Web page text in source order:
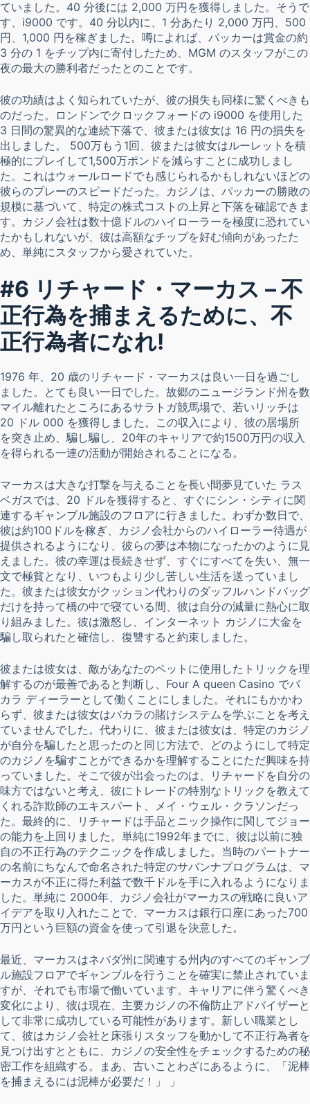
ていました。40 分後には 2,000 万円を獲得しました。そうで
す、i9000 です。40 分以内に、1 分あたり 2,000 万円、500
円、1,000 円を稼ぎました。噂によれば、パッカーは賞金の約
3 分の 1 をチップ内に寄付したため、MGM のスタッフがこの
夜の最大の勝利者だったとのことです。
彼の功績はよく知られていたが、彼の損失も同様に驚くべきも
のだった。ロンドンでクロックフォードの i9000 を使用した
3 日間の驚異的な連続下落で、彼または彼女は 16 円の損失を
出しました。 500万もう1回、彼または彼女はルーレットを積
極的にプレイして1,500万ポンドを減らすことに成功しまし
た。これはウォールロードでも感じられるかもしれないほどの
彼らのプレーのスピードだった。カジノは、パッカーの勝敗の
規模に基づいて、特定の株式コストの上昇と下落を確認できま
す。カジノ会社は数十億ドルのハイローラーを極度に恐れてい
たかもしれないが、彼は高額なチップを好む傾向があったた
め、単純にスタッフから愛されていた。
#6 リチャード・マーカス – 不
正行為を捕まえるために、不
正行為者になれ!
1976 年、20 歳のリチャード・マーカスは良い一日を過ごし
ました。とても良い一日でした。故郷のニュージランド州を数
マイル離れたところにあるサラトガ競馬場で、若いリッチは
20 ドル 000 を獲得しました。この収入により、彼の居場所
を突き止め、騙し騙し、20年のキャリアで約1500万円の収入
を得られる一連の活動が開始されることになる。
マーカスは大きな打撃を与えることを長い間夢見ていた ラス
ベガスでは、20 ドルを獲得すると、すぐにシン・シティに関
連するギャンブル施設のフロアに行きました。わずか数日で、
彼は約100ドルを稼ぎ、カジノ会社からのハイローラー待遇が
提供されるようになり、彼らの夢は本物になったかのように見
えました。彼の幸運は長続きせず、すぐにすべてを失い、無一
文で極貧となり、いつもより少し苦しい生活を送っていまし
た。彼または彼女がクッション代わりのダッフルハンドバッグ
だけを持って橋の中で寝ている間、彼は自分の減量に熱心に取
り組みました。彼は激怒し、インターネット カジノに大金を
騙し取られたと確信し、復讐すると約束しました。
彼または彼女は、敵があなたのペットに使用したトリックを理
解するのが最善であると判断し、Four A queen Casino でバ
カラ ディーラーとして働くことにしました。それにもかかわ
らず、彼または彼女はバカラの賭けシステムを学ぶことを考え
ていませんでした。代わりに、彼または彼女は、特定のカジノ
が自分を騙したと思ったのと同じ方法で、どのようにして特定
のカジノを騙すことができるかを理解することにただ興味を持
っていました。そこで彼が出会ったのは、リチャードを自分の
味方ではないと考え、彼にトレードの特別なトリックを教えて
くれる詐欺師のエキスパート、メイ・ウェル・クラソンだっ
た。最終的に、リチャードは手品とニック操作に関してジョー
の能力を上回りました。単純に1992年までに、彼は以前に独
自の不正行為のテクニックを作成しました。当時のパートナー
の名前にちなんで命名された特定のサバンナプログラムは、マ
ーカスが不正に得た利益で数千ドルを手に入れるようになりま
した。単純に 2000年、カジノ会社がマーカスの戦略に良いア
イデアを取り入れたことで、マーカスは銀行口座にあった700
万円という巨額の資金を使って引退を決意した。
最近、マーカスはネバダ州に関連する州内のすべてのギャンブ
ル施設フロアでギャンブルを行うことを確実に禁止されていま
すが、それでも市場で働いています。キャリアに伴う驚くべき
変化により、彼は現在、主要カジノの不倫防止アドバイザーと
して非常に成功している可能性があります。新しい職業とし
て、彼はカジノ会社と床張りスタッフを動かして不正行為者を
見つけ出すとともに、カジノの安全性をチェックするための秘
密工作を組織する。まあ、古いことわざにあるように、「泥棒
を捕まえるには泥棒が必要だ！」 」